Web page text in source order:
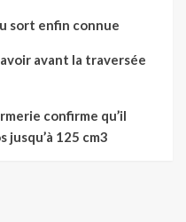
sort enfin connue
avant la traversée
confirme qu’il
125 cm3